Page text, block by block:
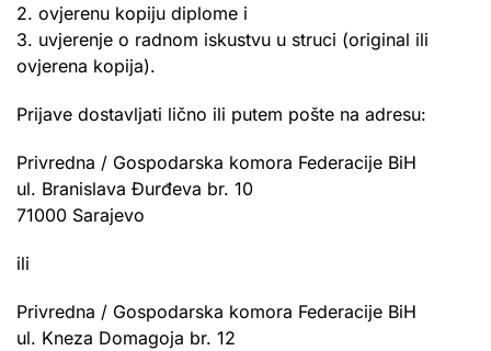
2. ovjerenu kopiju diplome i
3. uvjerenje o radnom iskustvu u struci (original ili
ovjerena kopija).
Prijave dostavljati lično ili putem pošte na adresu:
Privredna / Gospodarska komora Federacije BiH
ul. Branislava Đurđeva br. 10
71000 Sarajevo
ili
Privredna / Gospodarska komora Federacije BiH
ul. Kneza Domagoja br. 12